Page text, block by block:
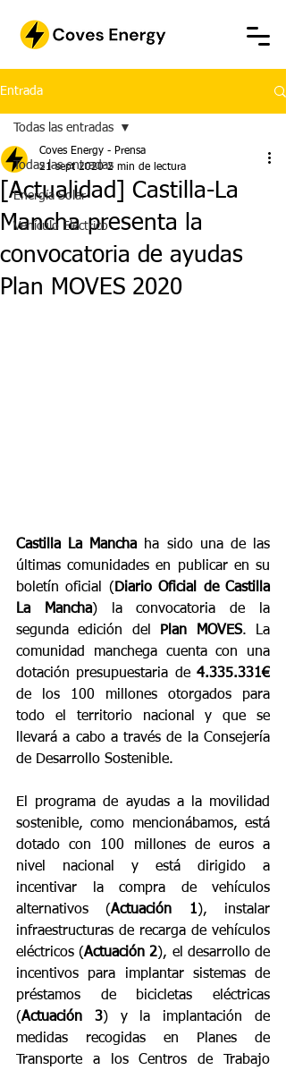
Entrada
Todas las entradas
Energía Solar
Vehículo Eléctrico
Todas las entradas
[Actualidad] Castilla-La
Mancha presenta la
convocatoria de ayudas
Plan MOVES 2020
Coves Energy - Prensa
21 sept 2020 2 min de lectura
Castilla La Mancha ha sido una de las
últimas comunidades en publicar en su
boletín oficial ( Diario Oficial de Castilla
La Mancha) la convocatoria de la
segunda edición del
Plan MOVES. La
comunidad manchega cuenta con una
dotación presupuestaria de 4.335.331€
de los 100 millones otorgados para
todo el territorio nacional y que se
llevará a cabo a través de la Consejería
de Desarrollo Sostenible.
El programa de ayudas a la movilidad
sostenible, como mencionábamos, está
dotado con 100 millones de euros a
nivel nacional y está dirigido a
incentivar la compra de vehículos
alternativos (Actuación 1), instalar
infraestructuras de recarga de vehículos
eléctricos (Actuación 2), el desarrollo de
incentivos para implantar sistemas de
préstamos de bicicletas eléctricas
(Actuación 3) y la implantación de
medidas recogidas en Planes de
Transporte a los Centros de Trabajo